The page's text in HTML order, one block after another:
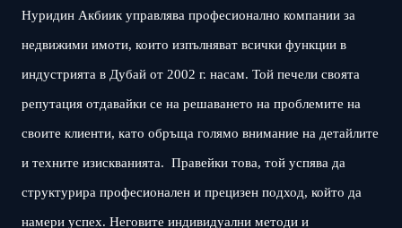
Нуридин Акбиик управлява професионално компании за
недвижими имоти, които изпълняват всички функции в
индустрията в Дубай от 2002 г. насам. Той печели своята
репутация отдавайки се на решаването на проблемите на
своите клиенти, като обръща голямо внимание на детайлите
и техните изискванията. Правейки това, той успява да
структурира професионален и прецизен подход, който да
намери успех. Неговите индивидуални методи и